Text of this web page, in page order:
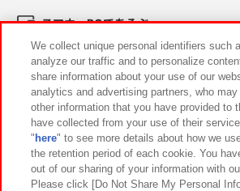
スマホ・PCであそぶ
イベント・キャンペーン
関連会社 サステナビリティ
プライバシーポリシー ウェブアクセシビ
We collect unique personal identifiers such
analyze our traffic and to personalize
share information about your use of our
analytics and advertising partners, who
other information that you have provided to
have collected from your use of their
" here" to see more details about how we
the retention period of each cookie. You
out of our sharing of your information with
Please click [Do Not Share My Personal